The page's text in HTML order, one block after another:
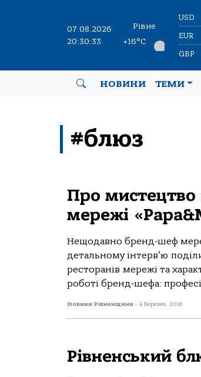
07.08.2026
20:30:33
Рівне
+16°C
USD
EUR
GBP
НОВИНИ ТЕМИ
#блюз
Про мистецтво
мережі
Нещодавно бренд-шеф
детальному інтерв’ю
ресторанів мережі та
роботі бренд-шефа:
Новини Рівненщини - 4 Березня, 2018
Рівненський